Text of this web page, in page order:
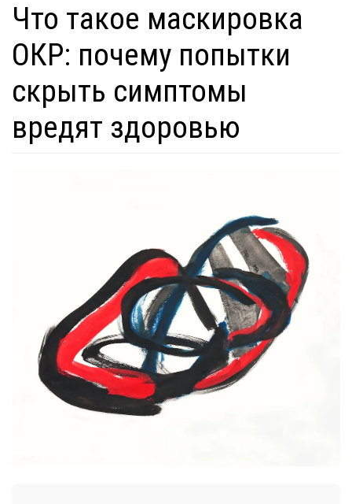
Что такое маскировка
ОКР: почему попытки
скрыть симптомы
вредят здоровью